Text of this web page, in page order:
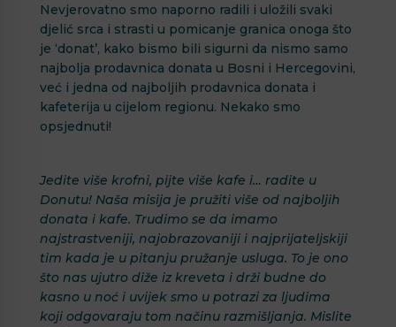
Nevjerovatno smo naporno radili i uložili svaki
djelić srca i strasti u pomicanje granica onoga što
je ‘donat’, kako bismo bili sigurni da nismo samo
najbolja prodavnica donata u Bosni i Hercegovini,
već i jedna od najboljih prodavnica donata i
kafeterija u cijelom regionu. Nekako smo
opsjednuti!
Jedite više krofni, pijte više kafe i… radite u
Donutu! Naša misija je pružiti više od najboljih
donata i kafe. Trudimo se da imamo
najstrastveniji, najobrazovaniji i najprijateljskiji
tim kada je u pitanju pružanje usluga. To je ono
što nas ujutro diže iz kreveta i drži budne do
kasno u noć i uvijek smo u potrazi za ljudima
koji odgovaraju tom načinu razmišljanja. Mislite